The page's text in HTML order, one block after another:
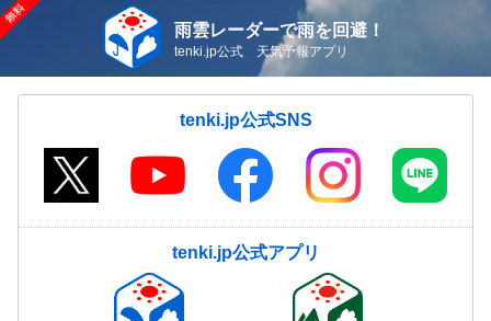
雨雲レーダーで雨を回避！
tenki.jp公式 天気予報アプリ
tenki.jp公式SNS
tenki.jp公式アプリ